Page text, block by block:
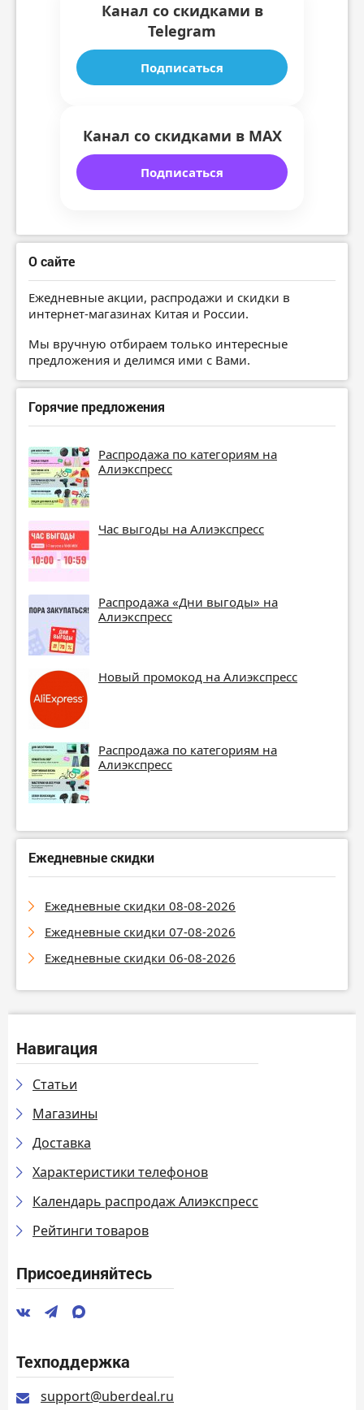
Канал со скидками в
Telegram
Подписаться
Канал со скидками в MAX
Подписаться
О сайте
Ежедневные акции, распродажи и скидки в
интернет-магазинах Китая и России.
Мы вручную отбираем только интересные
предложения и делимся ими с Вами.
Горячие предложения
Распродажа по категориям на
Алиэкспресс
Час выгоды на Алиэкспресс
Распродажа «Дни выгоды» на
Алиэкспресс
Новый промокод на Алиэкспресс
Распродажа по категориям на
Алиэкспресс
Ежедневные скидки
Ежедневные скидки 08-08-2026
Ежедневные скидки 07-08-2026
Ежедневные скидки 06-08-2026
Навигация
Статьи
Магазины
Доставка
Характеристики телефонов
Календарь распродаж Алиэкспресс
Рейтинги товаров
Присоединяйтесь
Техподдержка
support@uberdeal.ru